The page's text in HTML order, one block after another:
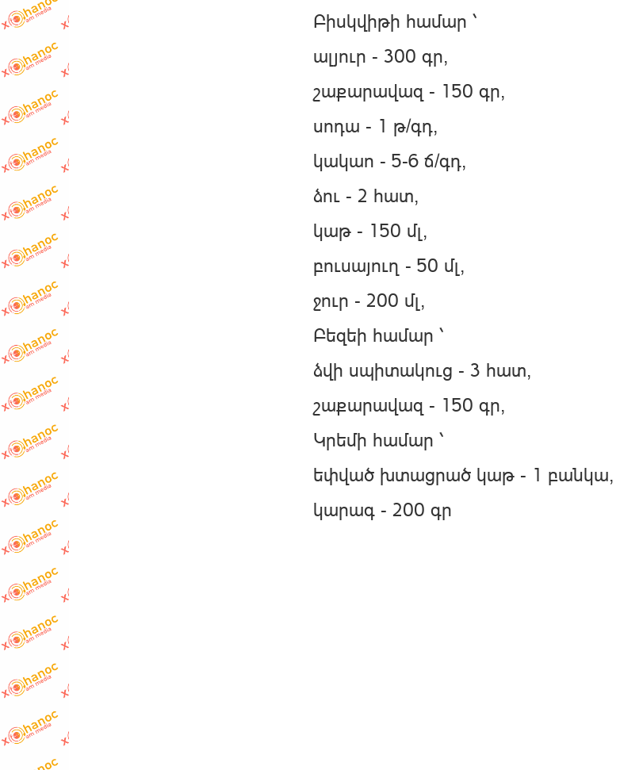
Բիսկվիթի համար ՝
ալյուր - 300 գր,
շաքարավազ - 150 գր,
սոդա - 1 թ/գդ,
կակաո - 5-6 ճ/գդ,
ձու - 2 հատ,
կաթ - 150 մլ,
բուսայուղ - 50 մլ,
ջուր - 200 մլ,
Բեզեի համար ՝
ձվի սպիտակուց - 3 հատ,
շաքարավազ - 150 գր,
Կրեմի համար ՝
եփված խտացրած կաթ - 1 բանկա,
կարագ - 200 գր